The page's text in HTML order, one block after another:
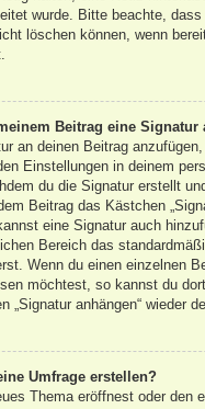
wurde. Bitte beachte,
löschen können, wenn
Beitrag eine Signatur
an deinen Beitrag
Einstellungen in deinem
du die Signatur erstellt
Beitrag das Kästchen
eine Signatur auch
Bereich das
Wenn du einen einzelnen
möchtest, so kannst du
„Signatur anhängen“ wieder
Umfrage erstellen?
Thema eröffnest oder den